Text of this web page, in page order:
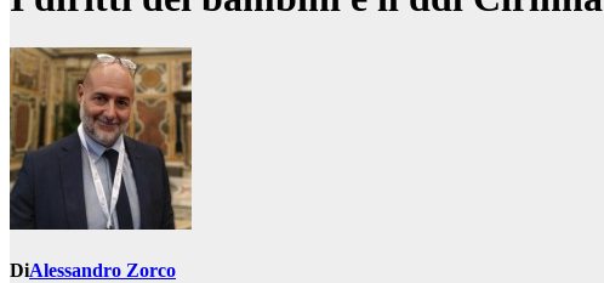
DiAlessandro Zorco